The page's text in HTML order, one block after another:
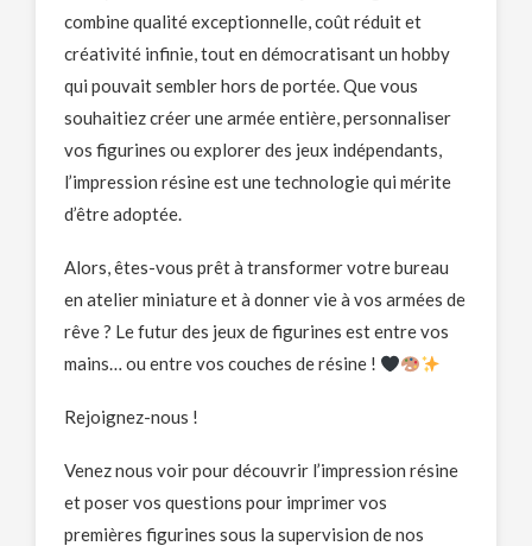
combine qualité exceptionnelle, coût réduit et
créativité infinie, tout en démocratisant un hobby
qui pouvait sembler hors de portée. Que vous
souhaitiez créer une armée entière, personnaliser
vos figurines ou explorer des jeux indépendants,
l’impression résine est une technologie qui mérite
d’être adoptée.
Alors, êtes-vous prêt à transformer votre bureau
en atelier miniature et à donner vie à vos armées de
rêve ? Le futur des jeux de figurines est entre vos
mains… ou entre vos couches de résine !
Rejoignez-nous !
Venez nous voir pour découvrir l’impression résine
et poser vos questions pour imprimer vos
premières figurines sous la supervision de nos